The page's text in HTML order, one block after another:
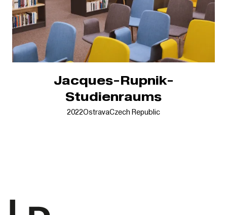
Jacques-Rupnik-
Studienraums
2022OstravaCzech Republic